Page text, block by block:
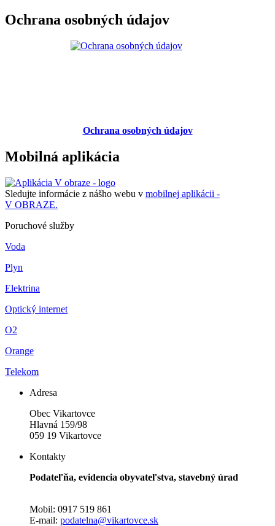
Ochrana osobných údajov
Ochrana osobných údajov
Mobilná aplikácia
Sledujte informácie z nášho webu v mobilnej aplikácii -
V OBRAZE.
Poruchové služby
Voda
Plyn
Elektrina
Optický internet
O2
Orange
Telekom
Adresa
Obec Vikartovce
Hlavná 159/98
059 19 Vikartovce
Kontakty
Podateľňa, evidencia obyvateľstva, stavebný úrad
Mobil: 0917 519 861
E-mail: podatelna@vikartovce.sk